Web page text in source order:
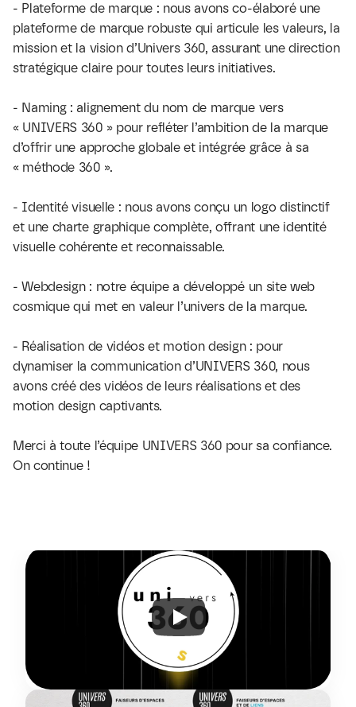
- Plateforme de marque : nous avons co-élaboré une
plateforme de marque robuste qui articule les valeurs, la
mission et la vision d’Univers 360, assurant une direction
stratégique claire pour toutes leurs initiatives.
- Naming : alignement du nom de marque vers
« UNIVERS 360 » pour refléter l’ambition de la marque
d’offrir une approche globale et intégrée grâce à sa
« méthode 360 ».
- Identité visuelle : nous avons conçu un logo distinctif
et une charte graphique complète, offrant une identité
visuelle cohérente et reconnaissable.
- Webdesign : notre équipe a développé un site web
cosmique qui met en valeur l’univers de la marque.
- Réalisation de vidéos et motion design : pour
dynamiser la communication d’UNIVERS 360, nous
avons créé des vidéos de leurs réalisations et des
motion design captivants.
Merci à toute l’équipe UNIVERS 360 pour sa confiance.
On continue !